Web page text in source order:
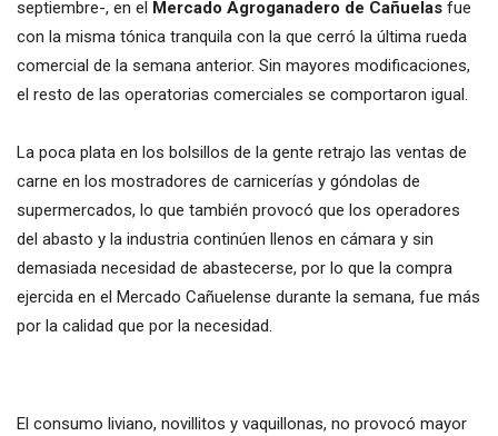
septiembre-, en el Mercado Agroganadero de Cañuelas fue
con la misma tónica tranquila con la que cerró la última rueda
comercial de la semana anterior. Sin mayores modificaciones,
el resto de las operatorias comerciales se comportaron igual.
La poca plata en los bolsillos de la gente retrajo las ventas de
carne en los mostradores de carnicerías y góndolas de
supermercados, lo que también provocó que los operadores
del abasto y la industria continúen llenos en cámara y sin
demasiada necesidad de abastecerse, por lo que la compra
ejercida en el Mercado Cañuelense durante la semana, fue más
por la calidad que por la necesidad.
El consumo liviano, novillitos y vaquillonas, no provocó mayor